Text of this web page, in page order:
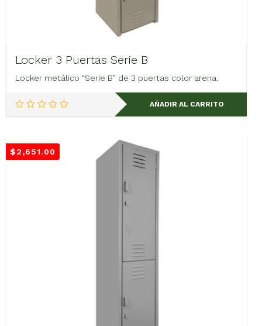
Locker 3 Puertas Serie B
Locker metálico “Serie B” de 3 puertas color arena.
AÑADIR AL CARRITO
$2,651.00